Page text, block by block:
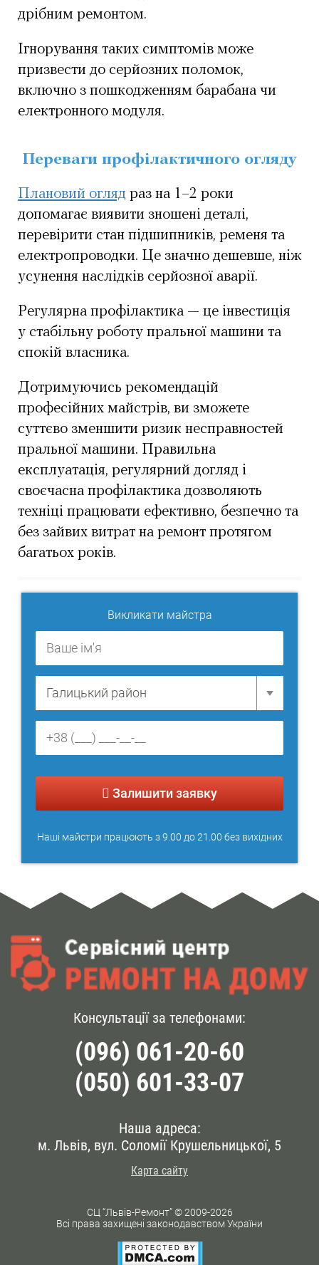
дрібним ремонтом.
Ігнорування таких симптомів може
призвести до серйозних поломок,
включно з пошкодженням барабана чи
електронного модуля.
Переваги профілактичного огляду
Плановий огляд раз на 1–2 роки
допомагає виявити зношені деталі,
перевірити стан підшипників, ременя та
електропроводки. Це значно дешевше, ніж
усунення наслідків серйозної аварії.
Регулярна профілактика — це інвестиція
у стабільну роботу пральної машини та
спокій власника.
Дотримуючись рекомендацій
професійних майстрів, ви зможете
суттєво зменшити ризик несправностей
пральної машини. Правильна
експлуатація, регулярний догляд і
своєчасна профілактика дозволяють
техніці працювати ефективно, безпечно та
без зайвих витрат на ремонт протягом
багатьох років.
Викликати майстра
Залишити заявку
Наші майстри працюють з 9.00 до 21.00 без вихідних
Консультації за телефонами:
(096) 061-20-60
(050) 601-33-07
Наша адреса:
м. Львів, вул. Соломії Крушельницької, 5
Карта сайту
СЦ “Львів-Ремонт” © 2009-2026
Всі права захищені законодавством України